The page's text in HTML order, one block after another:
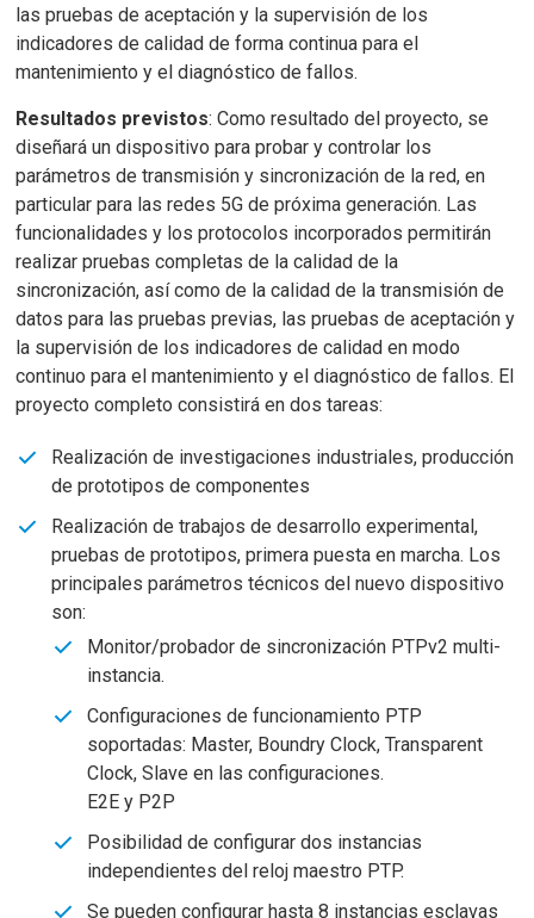
las pruebas de aceptación y la supervisión de los
indicadores de calidad de forma continua para el
mantenimiento y el diagnóstico de fallos.
Resultados previstos: Como resultado del proyecto, se
diseñará un dispositivo para probar y controlar los
parámetros de transmisión y sincronización de la red, en
particular para las redes 5G de próxima generación. Las
funcionalidades y los protocolos incorporados permitirán
realizar pruebas completas de la calidad de la
sincronización, así como de la calidad de la transmisión de
datos para las pruebas previas, las pruebas de aceptación y
la supervisión de los indicadores de calidad en modo
continuo para el mantenimiento y el diagnóstico de fallos. El
proyecto completo consistirá en dos tareas:
Realización de investigaciones industriales, producción
de prototipos de componentes
Realización de trabajos de desarrollo experimental,
pruebas de prototipos, primera puesta en marcha. Los
principales parámetros técnicos del nuevo dispositivo
son:
Monitor/probador de sincronización PTPv2 multi-
instancia.
Configuraciones de funcionamiento PTP
soportadas: Master, Boundry Clock, Transparent
Clock, Slave en las configuraciones.
E2E y P2P
Posibilidad de configurar dos instancias
independientes del reloj maestro PTP.
Se pueden configurar hasta 8 instancias esclavas